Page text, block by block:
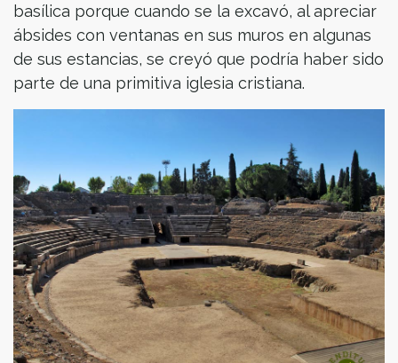
basílica porque cuando se la excavó, al apreciar
ábsides con ventanas en sus muros en algunas
de sus estancias, se creyó que podría haber sido
parte de una primitiva iglesia cristiana.